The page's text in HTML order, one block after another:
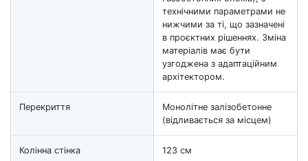
технічними параметрами не
нижчими за ті, що зазначені
в проєктних рішеннях. Зміна
матеріалів має бути
узгоджена з адаптаційним
архітектором.
Перекриття
Монолітне залізобетонне
(відливається за місцем)
Колінна стінка 123 см